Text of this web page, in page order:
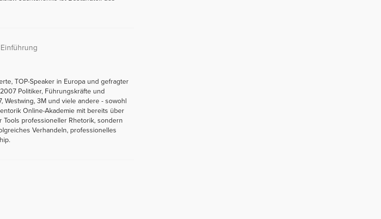
TOP-Speaker in Europa und gefragter
Politiker, Führungskräfte und
Westwing, 3M und viele andere - sowohl
Online-Akademie mit bereits über
professioneller Rhetorik, sondern
Verhandeln, professionelles